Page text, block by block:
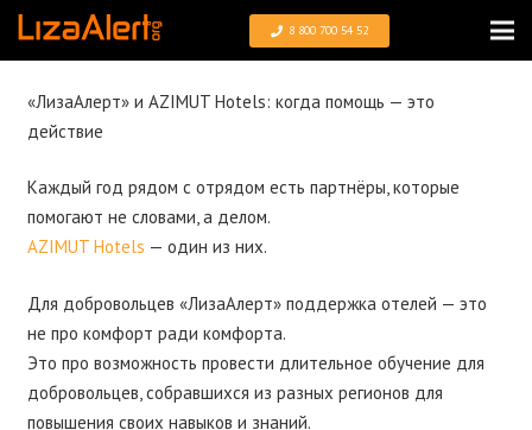
8 800 700 54 52
«ЛизаАлерт» и AZIMUT Hotels: когда помощь — это
действие
Каждый год рядом с отрядом есть партнёры, которые
помогают не словами, а делом.
AZIMUT Hotels — один из них.
Для добровольцев «ЛизаАлерт» поддержка отелей — это
не про комфорт ради комфорта.
Это про возможность провести длительное обучение для
добровольцев, собравшихся из разных регионов для
повышения своих навыков и знаний.